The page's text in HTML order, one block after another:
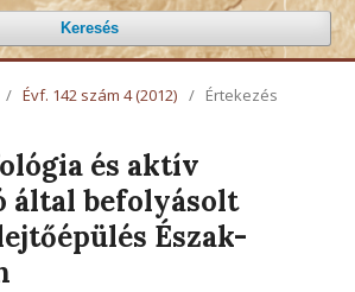
Keresés
/ Évf. 142 szám 4 (2012) / Értekezés
és aktív
által befolyásolt
Észak-